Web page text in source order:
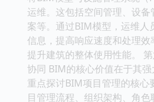
运维。这包括空间管理、设
案等。通过BIM模型，运维人
信息，提高响应速度和处理效
提升建筑的整体使用性能。
协同 BIM的核心价值在于其
重点探讨BIM项目管理的核心
目管理流程、组织架构、角